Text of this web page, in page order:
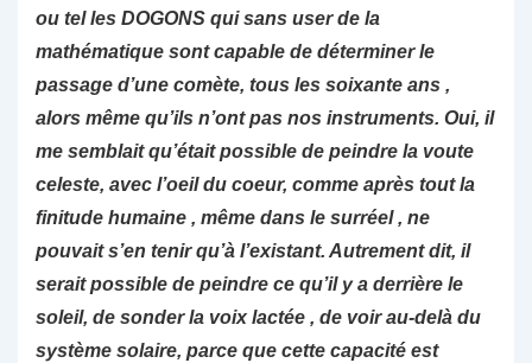
ou tel les DOGONS qui sans user de la
mathématique sont capable de déterminer le
passage d’une comète, tous les soixante ans ,
alors même qu’ils n’ont pas nos instruments. Oui, il
me semblait qu’était possible de peindre la voute
celeste, avec l’oeil du coeur, comme après tout la
finitude humaine , même dans le surréel , ne
pouvait s’en tenir qu’à l’existant. Autrement dit, il
serait possible de peindre ce qu’il y a derrière le
soleil, de sonder la voix lactée , de voir au-delà du
système solaire, parce que cette capacité est